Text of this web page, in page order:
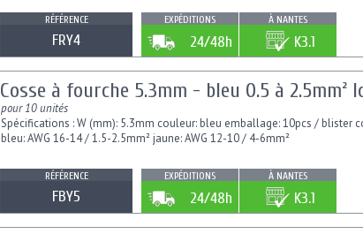
RÉFÉRENCE
FRY4
EXPÉDITIONS
24/48h
À NANTES
K3.1
Cosse à fourche 5.3mm - bleu 0.5 à 2.5mm²
pour 10 unités
Spécifications : W (mm): 5.3mm couleur: bleu emballage: 10pcs / blister
bleu: AWG 16-14 / 1.5-2.5mm² jaune: AWG 12-10 / 4-6mm²
RÉFÉRENCE
FBY5
EXPÉDITIONS
24/48h
À NANTES
K3.1